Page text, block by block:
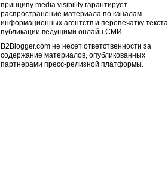
принципу media visibility гарантирует
распространение материала по каналам
информационных агентств и перепечатку текста
публикации ведущими онлайн СМИ.
B2Blogger.com не несет ответственности за
содержание материалов, опубликованных
партнерами пресс-релизной платформы.